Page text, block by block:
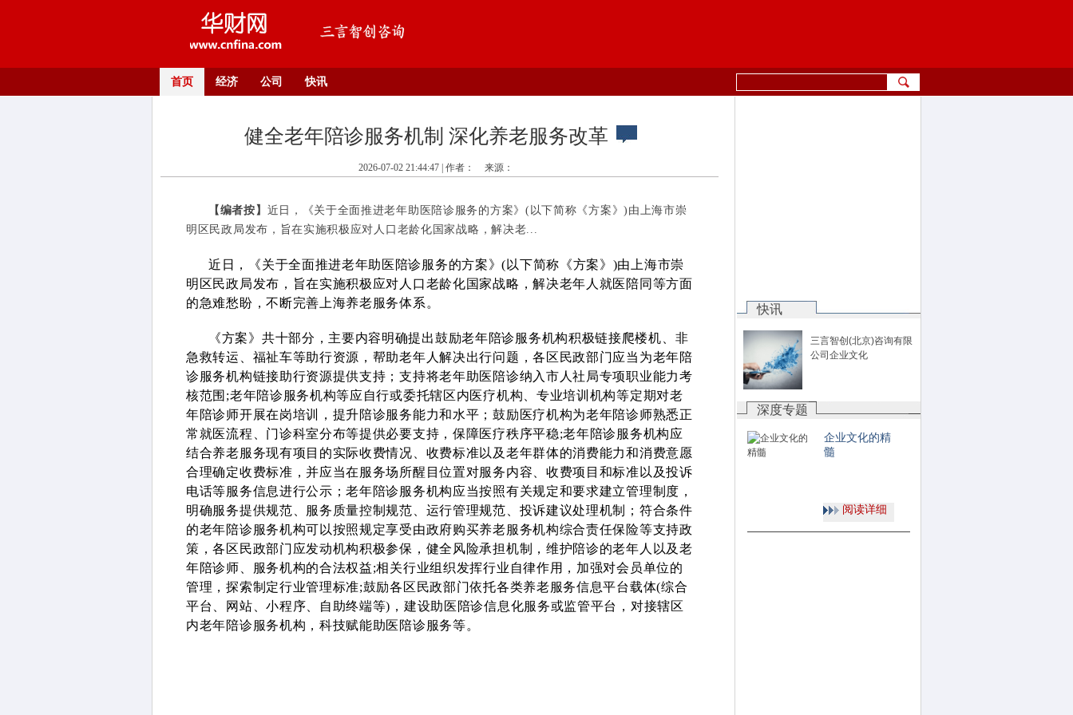
首页 经济 公司 快讯
健全老年陪诊服务机制 深化养老服务改革
2026-07-02 21:44:47 | 作者： 来源：
【编者按】 近日，《关于全面推进老年助医陪诊服务的方案》(以下简称《方案》)由上海市崇
明区民政局发布，旨在实施积极应对人口老龄化国家战略，解决老...
近日，《关于全面推进老年助医陪诊服务的方案》(以下简称《方案》)由上海市崇
明区民政局发布，旨在实施积极应对人口老龄化国家战略，解决老年人就医陪同等方面
的急难愁盼，不断完善上海养老服务体系。
《方案》共十部分，主要内容明确提出鼓励老年陪诊服务机构积极链接爬楼机、非
急救转运、福祉车等助行资源，帮助老年人解决出行问题，各区民政部门应当为老年陪
诊服务机构链接助行资源提供支持；支持将老年助医陪诊纳入市人社局专项职业能力考
核范围;老年陪诊服务机构等应自行或委托辖区内医疗机构、专业培训机构等定期对老
年陪诊师开展在岗培训，提升陪诊服务能力和水平；鼓励医疗机构为老年陪诊师熟悉正
常就医流程、门诊科室分布等提供必要支持，保障医疗秩序平稳;老年陪诊服务机构应
结合养老服务现有项目的实际收费情况、收费标准以及老年群体的消费能力和消费意愿
合理确定收费标准，并应当在服务场所醒目位置对服务内容、收费项目和标准以及投诉
电话等服务信息进行公示；老年陪诊服务机构应当按照有关规定和要求建立管理制度，
明确服务提供规范、服务质量控制规范、运行管理规范、投诉建议处理机制；符合条件
的老年陪诊服务机构可以按照规定享受由政府购买养老服务机构综合责任保险等支持政
策，各区民政部门应发动机构积极参保，健全风险承担机制，维护陪诊的老年人以及老
年陪诊师、服务机构的合法权益;相关行业组织发挥行业自律作用，加强对会员单位的
管理，探索制定行业管理标准;鼓励各区民政部门依托各类养老服务信息平台载体(综合
平台、网站、小程序、自助终端等)，建设助医陪诊信息化服务或监管平台，对接辖区
内老年陪诊服务机构，科技赋能助医陪诊服务等。
快讯
三言智创(北京)咨询有限
公司企业文化
深度专题
企业文化的精
髓
阅读详细